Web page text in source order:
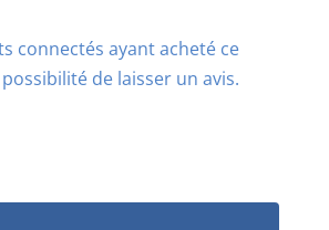
connectés ayant acheté ce
de laisser un avis.